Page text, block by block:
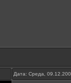
Дата: Среда,